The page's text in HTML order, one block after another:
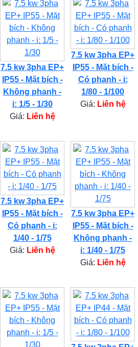
7.5 kw 3pha EP+
IP55 - Mặt bích -
Không phanh -
i: 1/5 - 1/30
Giá: Liên hệ
7.5 kw 3pha EP+
IP55 - Mặt bích -
Có phanh - i:
1/80 - 1/100
Giá: Liên hệ
7.5 kw 3pha EP+
IP55 - Mặt bích -
Có phanh - i:
1/40 - 1/75
Giá: Liên hệ
7.5 kw 3pha EP+
IP55 - Mặt bích -
Không phanh -
i: 1/40 - 1/75
Giá: Liên hệ